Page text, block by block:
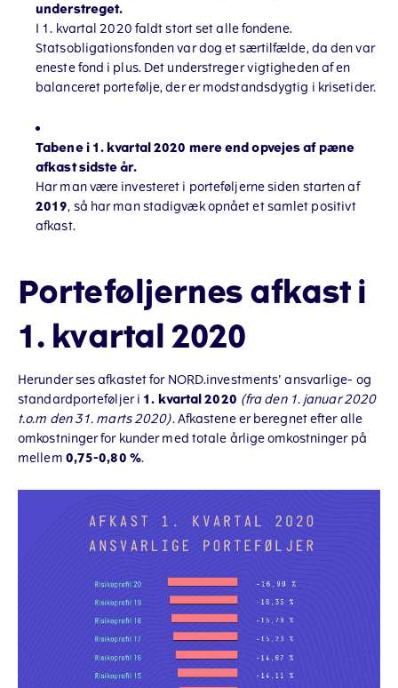
understreget.
I 1. kvartal 2020 faldt stort set alle fondene.
Statsobligationsfonden var dog et særtilfælde, da den var
eneste fond i plus. Det understreger vigtigheden af en
balanceret portefølje, der er modstandsdygtig i krisetider.
Tabene i 1. kvartal 2020 mere end opvejes af pæne
afkast sidste år.
Har man være investeret i porteføljerne siden starten af
2019, så har man stadigvæk opnået et samlet positivt
afkast.
Porteføljernes afkast i
1. kvartal 2020
Herunder ses afkastet for NORD.investments' ansvarlige- og
standardporteføljer i 1. kvartal 2020 (fra den 1. januar 2020
t.o.m den 31. marts 2020). Afkastene er beregnet efter alle
omkostninger for kunder med totale årlige omkostninger på
mellem 0,75-0,80 %.